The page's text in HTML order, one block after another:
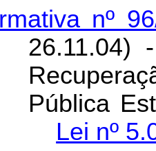
nº
26.11.04)
Pública
Lei nº